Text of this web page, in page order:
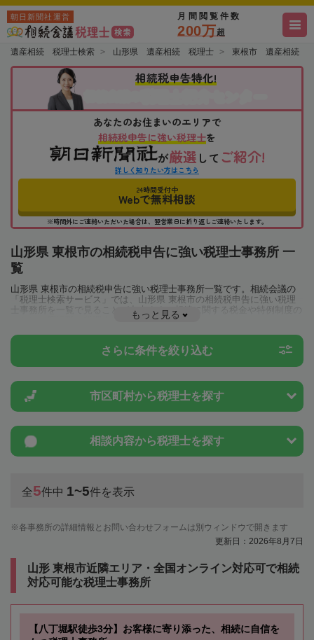
朝日新聞社運営 月間閲覧件数
200万超
遺産相続 税理士検索 山形県 遺産相続 税理士 東根市 遺産相続
相続税申告特化!
あなたのお住まいのエリアで
相続税申告に強い税理士を
が厳選 して ご紹介!
詳しく知りたい方はこちら
24時間受付中
Webで無料相談
※時間外にご連絡いただいた場合は、翌営業日に折り返しご連絡いたします。
山形県 東根市の相続税申告に強い税理士事務所 一
覧
山形県 東根市の相続税申告に強い税理士事務所一覧です。相続会議の
「税理士検索サービス」では、山形県 東根市の相続税申告に強い税理
士事務所を一覧で見ることが出来ます。相続に関する税金や特例制度の
ことは一度近隣の税理士に相談してみましょう。
もっと見る
さらに条件を絞り込む
市区町村から税理士を探す
相談内容から税理士を探す
全5件中 1~5件を表示
各事務所の詳細情報とお問い合わせフォームは別ウィンドウで開きます
更新日：2026年8月7日
山形 東根市近隣エリア・全国オンライン対応可で相続
対応可能な税理士事務所
【八丁堀駅徒歩3分】お客様に寄り添った、相続に自信を